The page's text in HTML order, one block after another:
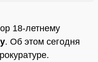
18-летнему
. Об этом сегодня